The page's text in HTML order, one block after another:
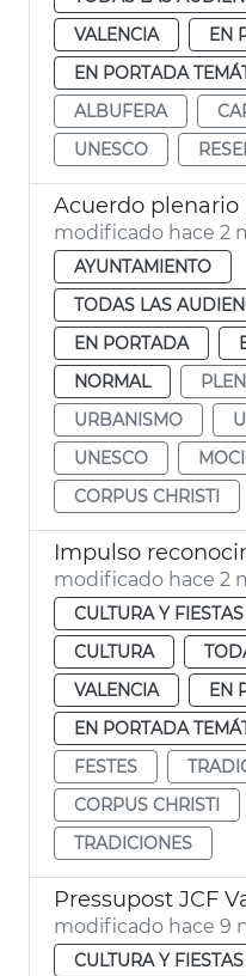
VALENCIA
EN
EN PORTADA
ALBUFERA
UNESCO
modificado hace 2
AYUNTAMIENTO
TODAS LAS
EN PORTADA
NORMAL
URBANISMO
UNESCO
CORPUS CHRISTI
modificado hace 2
CULTURA Y
CULTURA
VALENCIA
EN
EN PORTADA
FESTES
CORPUS CHRISTI
TRADICIONES
Pressupost JCF
modificado hace 9
CULTURA Y